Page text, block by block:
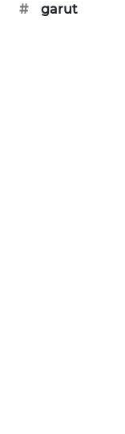
#
garut
BERAMPU